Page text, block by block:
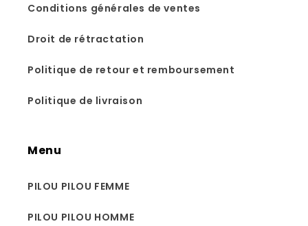
Conditions générales de ventes
Droit de rétractation
Politique de retour et remboursement
Politique de livraison
Menu
PILOU PILOU FEMME
PILOU PILOU HOMME